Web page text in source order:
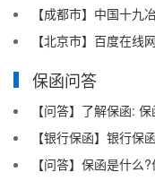
【成都市】中国十九冶集团
【北京市】百度在线网络技术（
保函问答
【问答】了解保函:
【银行保函】银行保
【问答】保函是什么